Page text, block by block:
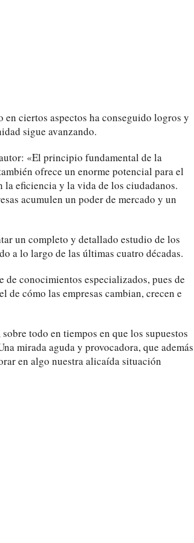
ciertos aspectos ha conseguido logros y
sigue avanzando.
«El principio fundamental de la
ofrece un enorme potencial para el
la eficiencia y la vida de los ciudadanos.
acumulen un poder de mercado y un
un completo y detallado estudio de los
a lo largo de las últimas cuatro décadas.
de conocimientos especializados, pues de
cómo las empresas cambian, crecen e
todo en tiempos en que los supuestos
mirada aguda y provocadora, que además
en algo nuestra alicaída situación